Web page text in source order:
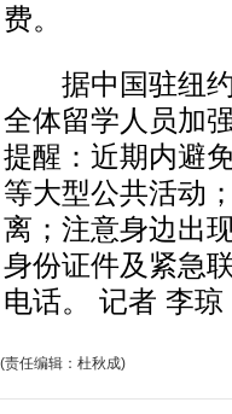
费。
据中国驻纽约
全体留学人员加
提醒：近期内避
等大型公共活动
离；注意身边出
身份证件及紧急
电话。 记者 李琼
(责任编辑：杜秋成)